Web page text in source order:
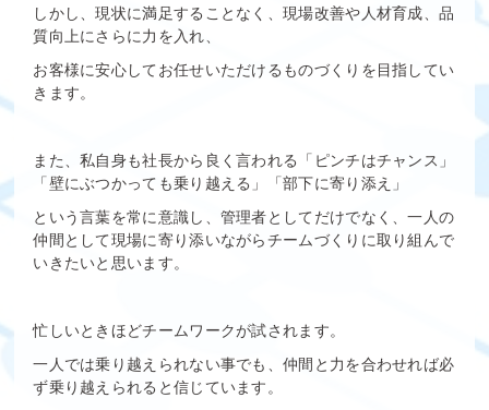
しかし、現状に満足することなく、現場改善や人材育成、品
質向上にさらに力を入れ、
お客様に安心してお任せいただけるものづくりを目指してい
きます。
また、私自身も社長から良く言われる「ピンチはチャンス」
「壁にぶつかっても乗り越える」「部下に寄り添え」
という言葉を常に意識し、管理者としてだけでなく、一人の
仲間として現場に寄り添いながらチームづくりに取り組んで
いきたいと思います。
忙しいときほどチームワークが試されます。
一人では乗り越えられない事でも、仲間と力を合わせれば必
ず乗り越えられると信じています。